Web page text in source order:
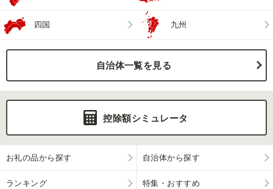
四国 九州
自治体一覧を見る
控除額シミュレータ
お礼の品から探す 自治体から探す
ランキング 特集・おすすめ